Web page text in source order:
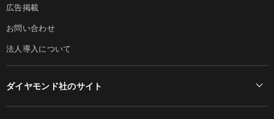
広告掲載
お問い合わせ
法人導入について
ダイヤモンド社のサイト